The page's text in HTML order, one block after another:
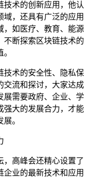
技术的创新应用，他认
域，还具有广泛的应用
，如医疗、教育、能源
不断探索区块链技术的
技术的安全性、隐私保
交流和探讨，大家达成
展需要政府、企业、学
强大的发展合力，才能
。
，高峰会还精心设置了
企业的最新技术和应用